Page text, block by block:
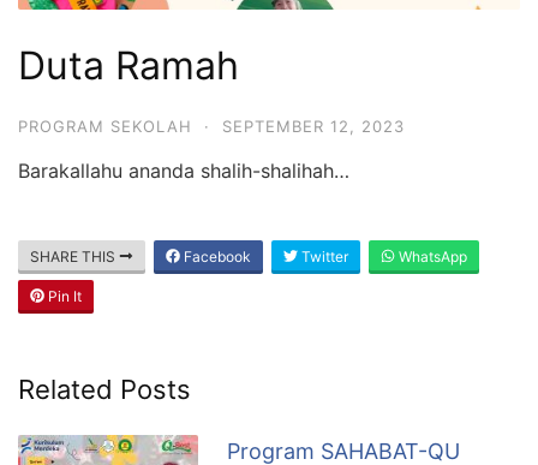
Duta Ramah
PROGRAM SEKOLAH · SEPTEMBER 12, 2023
Barakallahu ananda shalih-shalihah…
SHARE THIS Facebook Twitter WhatsApp
Pin It
Related Posts
Program SAHABAT-QU